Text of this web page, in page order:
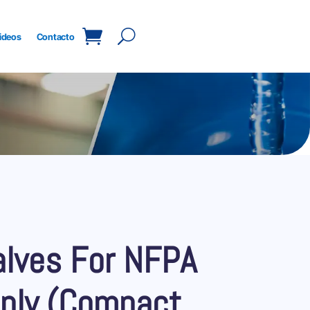
Contacto
For NFPA